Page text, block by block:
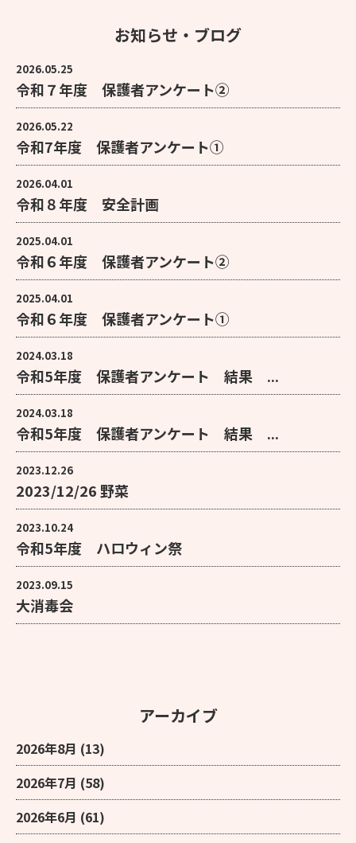
お知らせ・ブログ
2026.05.25
令和７年度 保護者アンケート②
2026.05.22
令和7年度 保護者アンケート①
2026.04.01
令和８年度 安全計画
2025.04.01
令和６年度 保護者アンケート②
2025.04.01
令和６年度 保護者アンケート①
2024.03.18
令和5年度 保護者アンケート 結果 ...
2024.03.18
令和5年度 保護者アンケート 結果 ...
2023.12.26
2023/12/26 野菜
2023.10.24
令和5年度 ハロウィン祭
2023.09.15
大消毒会
アーカイブ
2026年8月 (13)
2026年7月 (58)
2026年6月 (61)